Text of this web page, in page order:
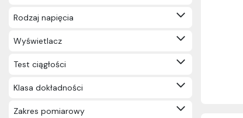
Rodzaj napięcia
Wyświetlacz
Test ciągłości
Klasa dokładności
Zakres pomiarowy